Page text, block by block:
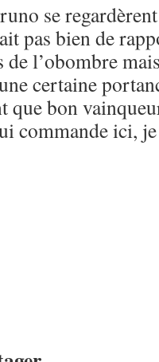
se
pas bien de
de l’obombre
certaine
que bon
commande ici,